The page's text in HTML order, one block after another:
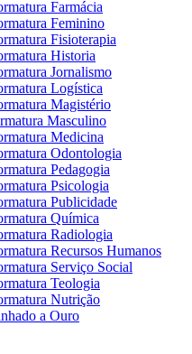
Farmácia
Feminino
Fisioterapia
Historia
Jornalismo
Logística
Magistério
Masculino
Medicina
Odontologia
Pedagogia
Psicologia
Publicidade
Química
Radiologia
Recursos Humanos
Serviço Social
Teologia
Nutrição
a Ouro